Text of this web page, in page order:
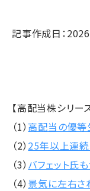
記事作成日：
【高配当株シリー
（1）高配当の優等
（2） 25年以上連続
（3） バフェット氏
（4） 景気に左右さ